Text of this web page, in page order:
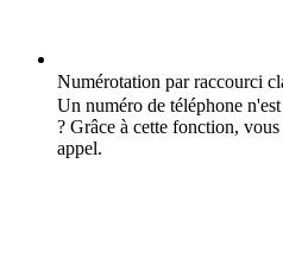
Numérotation par raccourci
Un numéro de téléphone
? Grâce à cette fonction,
appel.